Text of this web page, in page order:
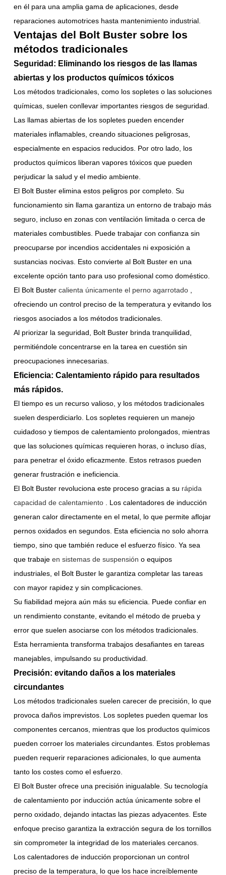
en él para una amplia gama de aplicaciones, desde
reparaciones automotrices hasta mantenimiento industrial.
Ventajas del Bolt Buster sobre los
métodos tradicionales
Seguridad: Eliminando los riesgos de las llamas
abiertas y los productos químicos tóxicos
Los métodos tradicionales, como los sopletes o las soluciones
químicas, suelen conllevar importantes riesgos de seguridad.
Las llamas abiertas de los sopletes pueden encender
materiales inflamables, creando situaciones peligrosas,
especialmente en espacios reducidos. Por otro lado, los
productos químicos liberan vapores tóxicos que pueden
perjudicar la salud y el medio ambiente.
El Bolt Buster elimina estos peligros por completo. Su
funcionamiento sin llama garantiza un entorno de trabajo más
seguro, incluso en zonas con ventilación limitada o cerca de
materiales combustibles. Puede trabajar con confianza sin
preocuparse por incendios accidentales ni exposición a
sustancias nocivas. Esto convierte al Bolt Buster en una
excelente opción tanto para uso profesional como doméstico.
El Bolt Buster calienta únicamente el perno agarrotado
ofreciendo un control preciso de la temperatura y evitando los
riesgos asociados a los métodos tradicionales.
Al priorizar la seguridad, Bolt Buster brinda tranquilidad,
permitiéndole concentrarse en la tarea en cuestión sin
preocupaciones innecesarias.
Eficiencia: Calentamiento rápido para resultados
más rápidos.
El tiempo es un recurso valioso, y los métodos tradicionales
suelen desperdiciarlo. Los sopletes requieren un manejo
cuidadoso y tiempos de calentamiento prolongados, mientras
que las soluciones químicas requieren horas, o incluso días,
para penetrar el óxido eficazmente. Estos retrasos pueden
generar frustración e ineficiencia.
El Bolt Buster revoluciona este proceso gracias a su rápida
capacidad de calentamiento
. Los calentadores de inducción
generan calor directamente en el metal, lo que permite aflojar
pernos oxidados en segundos. Esta eficiencia no solo ahorra
tiempo, sino que también reduce el esfuerzo físico. Ya sea
que trabaje en sistemas de suspensión o equipos
industriales, el Bolt Buster le garantiza completar las tareas
con mayor rapidez y sin complicaciones.
Su fiabilidad mejora aún más su eficiencia. Puede confiar en
un rendimiento constante, evitando el método de prueba y
error que suelen asociarse con los métodos tradicionales.
Esta herramienta transforma trabajos desafiantes en tareas
manejables, impulsando su productividad.
Precisión: evitando daños a los materiales
circundantes
Los métodos tradicionales suelen carecer de precisión, lo que
provoca daños imprevistos. Los sopletes pueden quemar los
componentes cercanos, mientras que los productos químicos
pueden corroer los materiales circundantes. Estos problemas
pueden requerir reparaciones adicionales, lo que aumenta
tanto los costes como el esfuerzo.
El Bolt Buster ofrece una precisión inigualable. Su tecnología
de calentamiento por inducción actúa únicamente sobre el
perno oxidado, dejando intactas las piezas adyacentes. Este
enfoque preciso garantiza la extracción segura de los tornillos
sin comprometer la integridad de los materiales cercanos.
Los calentadores de inducción proporcionan un control
preciso de la temperatura, lo que los hace increíblemente